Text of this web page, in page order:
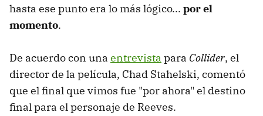
hasta ese punto era lo más lógico... por el
momento.
De acuerdo con una entrevista para Collider, el
director de la película, Chad Stahelski, comentó
que el final que vimos fue "por ahora" el destino
final para el personaje de Reeves.